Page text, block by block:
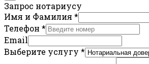
Запрос нотариусу
Имя и Фамилия *
Телефон *
Email
Выберите услугу *